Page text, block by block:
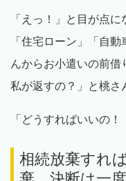
「えっ！」と目が点
「住宅ローン」「自
んからお小遣いの前借
私が返すの？」と桃さ
「どうすればいいの
相続放棄すれ